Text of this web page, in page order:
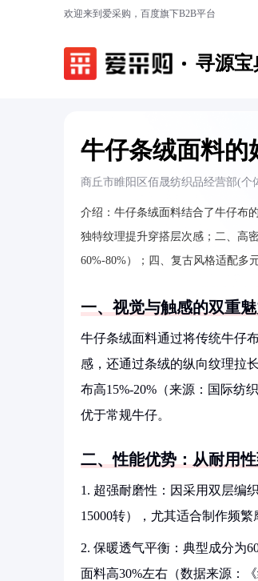
欢迎来到爱采购，百度旗下B2B平台
寻源宝
牛仔条绒面料的
商丘市睢阳区佰晟纺织品经营部(个
介绍： 牛仔条绒面料结合了牛仔布
独特纹理提升穿搭层次感；二、高
60%-80%）；四、复古风格适配多
一、视觉与触感的双重
牛仔条绒面料通过将传统牛仔
感，还通过条绒的纵向纹理拉
布高15%-20%（来源：国际纺
优于常规牛仔。
二、性能优势：从耐用
1. 超强耐磨性：因采用双层编
15000转），尤其适合制作频繁
2. 保暖透气平衡：典型成分为
面料高30%左右（数据来源：